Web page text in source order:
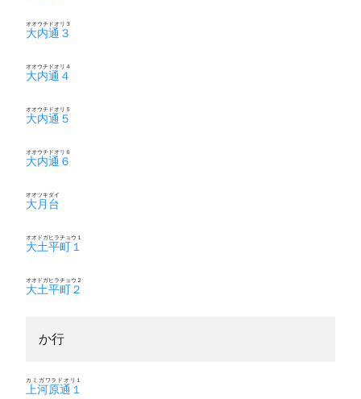
大内通３
オオウチドオリ３
大内通４
オオウチドオリ４
大内通５
オオウチドオリ５
大内通６
オオウチドオリ６
大月台
オオツキダイ
大土平町１
オオドガヒラチョウ１
大土平町２
オオドガヒラチョウ２
か行
上河原通１
カミガワラドオリ１